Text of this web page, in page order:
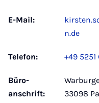
E-Mail:
n.de
Telefon: +49 5251
Büro­
anschrift:
33098